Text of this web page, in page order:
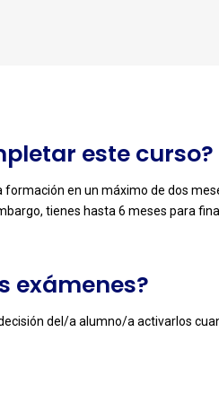
este curso?
en un máximo de dos
tienes hasta 6 meses para
exámenes?
del/a alumno/a activarlos